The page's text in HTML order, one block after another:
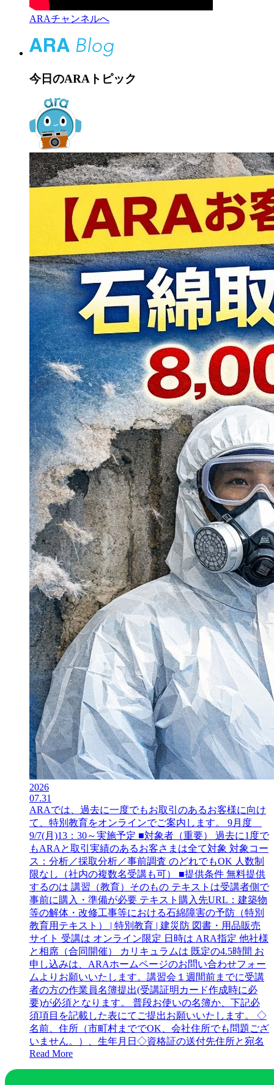
ARAチャンネルへ
今日のARAトピック
2026
07.31
ARAでは、過去に一度でもお取引のあるお客様に向け
て、特別教育をオンラインでご案内します。 9月度
9/7(月)13：30～実施予定 ■対象者（重要） 過去に1度で
もARAと取引実績のあるお客さまは全て対象 対象コー
ス：分析／採取分析／事前調査 のどれでもOK 人数制
限なし（社内の複数名受講も可） ■提供条件 無料提供
するのは 講習（教育）そのもの テキストは受講者側で
事前に購入・準備が必要 テキスト購入先URL：建築物
等の解体・改修工事等における石綿障害の予防（特別
教育用テキスト） | 特別教育 | 建災防 図書・用品販売
サイト 受講は オンライン限定 日時は ARA指定 他社様
と相席（合同開催） カリキュラムは 既定の4.5時間 お
申し込みは、ARAホームページのお問い合わせフォー
ムよりお願いいたします。講習会１週間前までに受講
者の方の作業員名簿提出(受講証明カード作成時に必
要)が必須となります。 普段お使いの名簿か、下記必
須項目を記載した表にてご提出お願いいたします。 ◇
名前、住所（市町村まででOK、会社住所でも問題ござ
いません。）、生年月日◇資格証の送付先住所と宛名
Read More